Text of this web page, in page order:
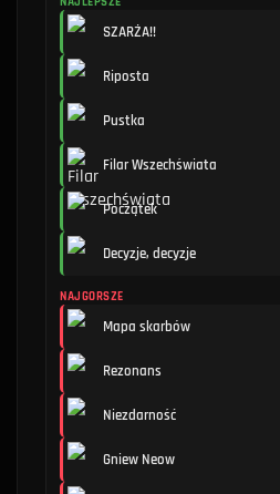
SZARŻA!!
Riposta
Pustka
Filar Wszechświata
Początek
Decyzje, decyzje
NAJGORSZE
Mapa skarbów
Rezonans
Niezdarność
Gniew Neow